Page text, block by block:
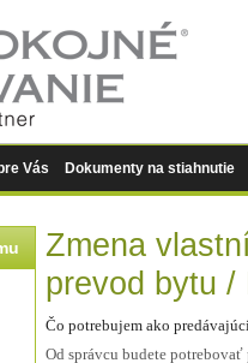
Vás Dokumenty na stiahnutie
Zmena
prevod bytu /
Čo potrebujem ako
Od správcu budete